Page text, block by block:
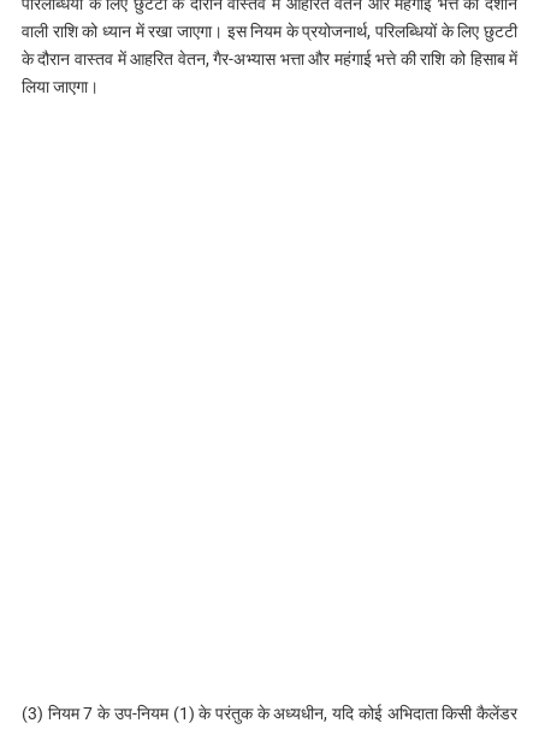
वाली राशि को ध्यान में रखा जाएगा। इस नियम के प्रयोजनार्थ, परिलब्धियों के लिए छुटटी
के दौरान वास्तव में आहरित वेतन, गैर-अभ्यास भत्ता और महंगाई भत्ते की राशि को हिसाब में
लिया जाएगा।
(3) नियम 7 के उप-नियम (1) के परंतुक के अध्यधीन, यदि कोई अभिदाता किसी कैलेंडर